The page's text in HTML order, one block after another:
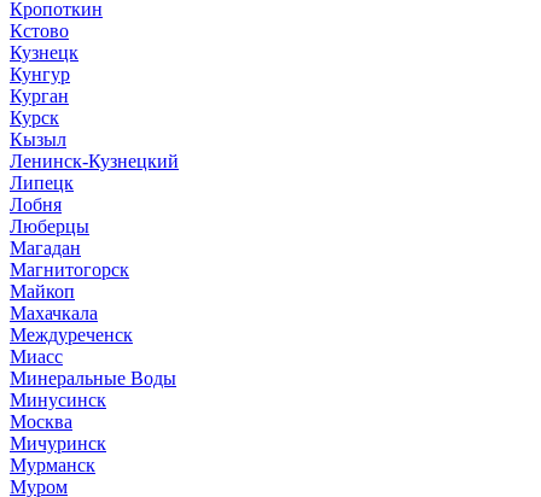
Кропоткин
Кстово
Кузнецк
Кунгур
Курган
Курск
Кызыл
Ленинск-Кузнецкий
Липецк
Лобня
Люберцы
Магадан
Магнитогорск
Майкоп
Махачкала
Междуреченск
Миасс
Минеральные Воды
Минусинск
Москва
Мичуринск
Мурманск
Муром